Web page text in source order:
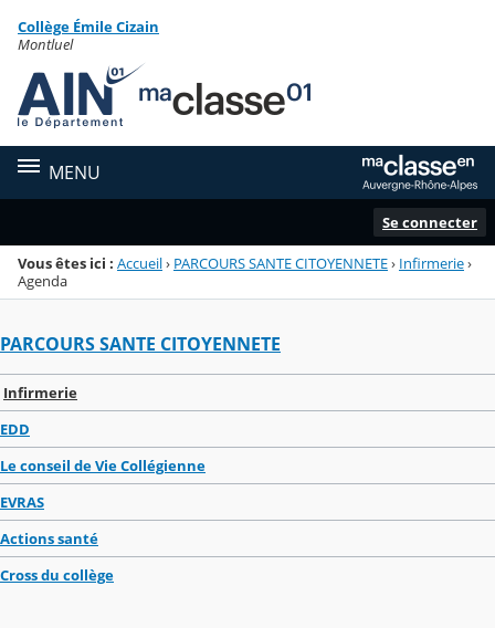
Menu de la rubrique
Contenu
Collège Émile Cizain
Montluel
MENU
Se connecter
Vous êtes ici : Accueil› PARCOURS SANTE CITOYENNETE› Infirmerie›
Agenda
PARCOURS SANTE CITOYENNETE
Infirmerie
EDD
Le conseil de Vie Collégienne
EVRAS
Actions santé
Cross du collège